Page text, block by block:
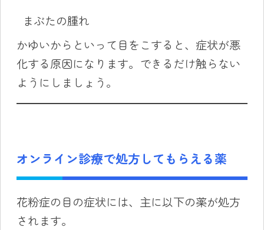
まぶたの腫れ
かゆいからといって目をこすると、症状が悪
化する原因になります。できるだけ触らない
ようにしましょう。
オンライン診療で処方してもらえる薬
花粉症の目の症状には、主に以下の薬が処方
されます。